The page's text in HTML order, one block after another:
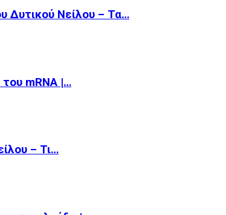
Δυτικού Νείλου – Τα…
του mRNA |…
– Τι…